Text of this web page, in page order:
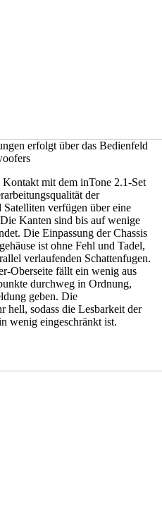
erfolgt über das Bedienfeld
Kontakt mit dem inTone 2.1-Set
der
verfügen über eine
Kanten sind bis auf wenige
Die Einpassung der Chassis
ist ohne Fehl und Tadel,
verlaufenden Schattenfugen.
Oberseite fällt ein wenig aus
durchweg in Ordnung,
geben. Die
hell, sodass die Lesbarkeit der
wenig eingeschränkt ist.